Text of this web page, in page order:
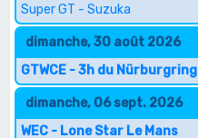
Super GT - Suzuka
dimanche, 30 août 2026
GTWCE - 3h du Nürburgring
dimanche, 06 sept. 2026
WEC - Lone Star Le Mans